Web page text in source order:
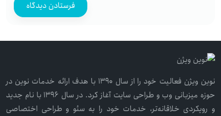
نوین ویژن فعالیت خود را از سال ۱۳۹۰ با هدف ارائه خدمات نوین در
حوزه میزبانی وب و طراحی سایت آغاز کرد. در سال ۱۳۹۶ با نام جدید
و رویکردی خلاقانه‌تر، خدمات خود را به سئو و طراحی اختصاصی